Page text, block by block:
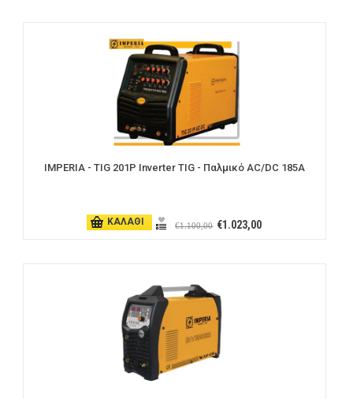
IMPERIA - TIG 201P Inverter TIG - Παλμικό AC/DC 185A
ΚΑΛΑΘΙ €1.023,00
€1.100,00